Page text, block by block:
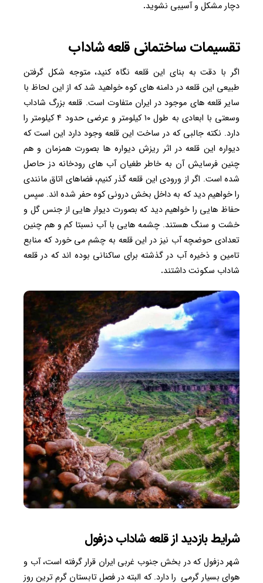
دچار مشکل و آسیبی نشوید.
تقسیمات ساختمانی قلعه شاداب
اگر با دقت به بنای این قلعه نگاه کنید، متوجه شکل گرفتن
طبیعی این قلعه در دامنه های کوه خواهید شد که از این لحاظ با
سایر قلعه های موجود در ایران متفاوت است. قلعه بزرگ شاداب
وسعتی با ابعادی به طول ۱۰ کیلومتر و عرضی حدود ۴ کیلومتر را
دارد. نکته جالبی که در ساخت این قلعه وجود دارد این است که
دیواره این قلعه در اثر ریزش دیواره ها بصورت همزمان و هم
چنین فرسایش آن به خاطر طغیان آب های رودخانه دز حاصل
شده است. اگر از ورودی این قلعه گذر کنیم، فضاهای اتاق مانندی
را خواهیم دید که به داخل بخش درونی کوه حفر شده اند. سپس
حفاظ هایی را خواهیم دید که بصورت دیوار هایی از جنس گل و
خشت و سنگ هستند. چشمه هایی با آب نسبتا کم و هم چنین
تعدادی حوضچه آب نیز در این قلعه به چشم می خورد که منابع
تامین و ذخیره آب در گذشته برای ساکنانی بوده اند که در قلعه
شاداب سکونت داشتند.
شرایط بازدید از قلعه شاداب دزفول
شهر دزفول که در بخش جنوب غربی ایران قرار گرفته است، آب و
هوای بسیار گرمی را دارد. که البته در فصل تابستان گرم ترین روز